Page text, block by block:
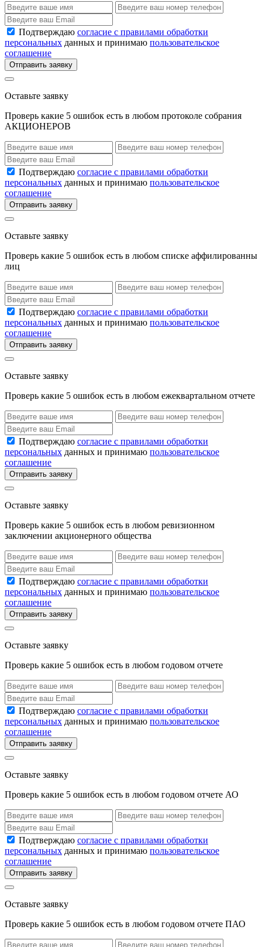
Подтверждаю согласие с правилами обработки
персональных данных и принимаю пользовательское
соглашение
Отправить заявку
Оставьте заявку
Проверь какие 5 ошибок есть в любом протоколе собрания
АКЦИОНЕРОВ
Подтверждаю согласие с правилами обработки
персональных данных и принимаю пользовательское
соглашение
Отправить заявку
Оставьте заявку
Проверь какие 5 ошибок есть в любом списке аффилированны
лиц
Подтверждаю согласие с правилами обработки
персональных данных и принимаю пользовательское
соглашение
Отправить заявку
Оставьте заявку
Проверь какие 5 ошибок есть в любом ежеквартальном отчете
Подтверждаю согласие с правилами обработки
персональных данных и принимаю пользовательское
соглашение
Отправить заявку
Оставьте заявку
Проверь какие 5 ошибок есть в любом ревизионном
заключении акционерного общества
Подтверждаю согласие с правилами обработки
персональных данных и принимаю пользовательское
соглашение
Отправить заявку
Оставьте заявку
Проверь какие 5 ошибок есть в любом годовом отчете
Подтверждаю согласие с правилами обработки
персональных данных и принимаю пользовательское
соглашение
Отправить заявку
Оставьте заявку
Проверь какие 5 ошибок есть в любом годовом отчете АО
Подтверждаю согласие с правилами обработки
персональных данных и принимаю пользовательское
соглашение
Отправить заявку
Оставьте заявку
Проверь какие 5 ошибок есть в любом годовом отчете ПАО